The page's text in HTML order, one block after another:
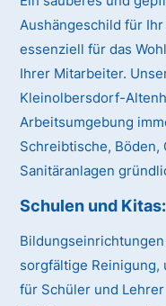
Aushängeschild für
essenziell für das
Ihrer Mitarbeiter.
Kleinolbersdorf-
Arbeitsumgebung
Schreibtische, Böden,
Sanitäranlagen
Schulen und Kitas:
sorgfältige Reinigung,
für Schüler und